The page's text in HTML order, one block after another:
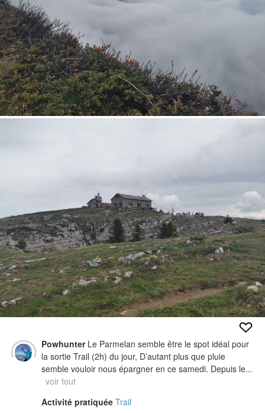
Powhunter Le Parmelan semble être le spot idéal pour
la sortie Trail (2h) du jour, D’autant plus que pluie
semble vouloir nous épargner en ce samedi. Depuis le...
voir tout
Activité pratiquée Trail